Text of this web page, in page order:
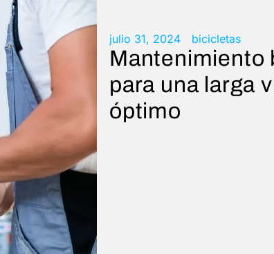
julio 31, 2024 bicicletas
Mantenimiento
para una larga
óptimo